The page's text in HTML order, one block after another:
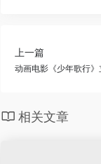
上一篇
动画电影《少年歌行
相关文章